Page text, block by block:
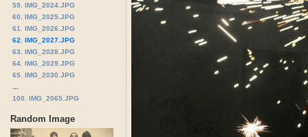
59. IMG_2024.JPG
60. IMG_2025.JPG
61. IMG_2026.JPG
62. IMG_2027.JPG
63. IMG_2028.JPG
64. IMG_2029.JPG
65. IMG_2030.JPG
100. IMG_2065.JPG
Random Image